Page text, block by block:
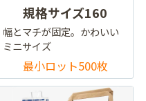
規格サイズ160
幅とマチが固定。かわいい
ミニサイズ
最小ロット500枚